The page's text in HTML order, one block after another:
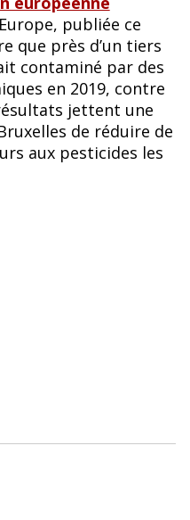
publiée ce
que près d’un tiers
contaminé par des
en 2019, contre
jettent une
de réduire de
aux pesticides les